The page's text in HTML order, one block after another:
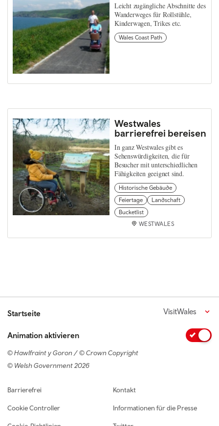
Leicht zugängliche Abschnitte des
Wanderweges für Rollstühle,
Kinderwagen, Trikes etc.
Wales Coast Path
Westwales
barrierefrei bereisen
In ganz Westwales gibt es
Sehenswürdigkeiten, die für
Besucher mit unterschiedlichen
Fähigkeiten geeignet sind.
Historische Gebäude
Feiertage
Landschaft
Bucketlist
WESTWALES
Startseite VisitWales
Animation aktivieren
© Hawlfraint y Goron / © Crown Copyright
© Welsh Government 2026
Footer navigation
Barrierefrei
Cookie Controller
Kontakt
Informationen für die Presse